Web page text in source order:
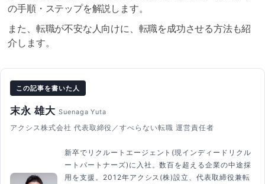
の手順・ステップを解説します。
また、転職が不安な人向けに、転職を成功させる方法も紹
介します。
この記事を書いた人
末永 雄大 Suenaga Yuta
アクシス株式会社 代表取締役／すべらない転職 運営責任者
新卒でリクルートエージェント(現インディードリクル
ートパートナーズ)に入社。数百を超える企業の中途採
用を支援。2012年アクシス(株)設立、代表取締役兼転